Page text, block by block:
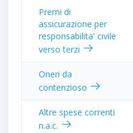
Premi di
assicurazione per
responsabilita' civile
verso terzi
Oneri da
contenzioso
Altre spese correnti
n.a.c.